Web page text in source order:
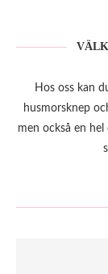
Hos oss kan
husmorsknep
men också en